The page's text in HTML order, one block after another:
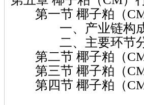
第一节 椰子粕（CM
一、产业链构
二、主要环节
第二节 椰子粕（CM
第三节 椰子粕（CM
第四节 椰子粕（CM